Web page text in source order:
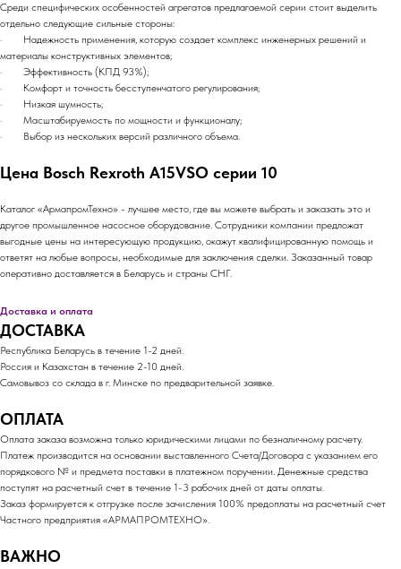
Среди специфических особенностей агрегатов предлагаемой серии стоит выделить
отдельно следующие сильные стороны:
· Надежность применения, которую создает комплекс инженерных решений и
материалы конструктивных элементов;
· Эффективность (КПД 93%);
· Комфорт и точность бесступенчатого регулирования;
· Низкая шумность;
· Масштабируемость по мощности и функционалу;
· Выбор из нескольких версий различного объема.
Цена Bosch Rexroth A15VSO серии 10
Каталог «АрмапромТехно» - лучшее место, где вы можете выбрать и заказать это и
другое промышленное насосное оборудование. Сотрудники компании предложат
выгодные цены на интересующую продукцию, окажут квалифицированную помощь и
ответят на любые вопросы, необходимые для заключения сделки. Заказанный товар
оперативно доставляется в Беларусь и страны СНГ.
Доставка и оплата
ДОСТАВКА
Республика Беларусь в течение 1-2 дней.
Россия и Казахстан в течение 2-10 дней.
Самовывоз со склада в г. Минске по предварительной заявке.
ОПЛАТА
Оплата заказа возможна только юридическими лицами по безналичному расчету.
Платеж производится на основании выставленного Счета/Договора с указанием его
порядкового № и предмета поставки в платежном поручении. Денежные средства
поступят на расчетный счет в течение 1-3 рабочих дней от даты оплаты.
Заказ формируется к отгрузке после зачисления 100% предоплаты на расчетный счет
Частного предприятия «АРМАПРОМТЕХНО».
ВАЖНО